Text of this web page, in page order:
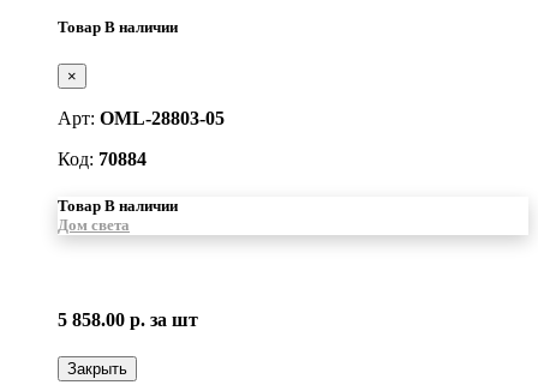
Товар В наличии
×
Арт: OML-28803-05
Код: 70884
Товар В наличии
Дом света
5 858.00 р. за шт
Закрыть